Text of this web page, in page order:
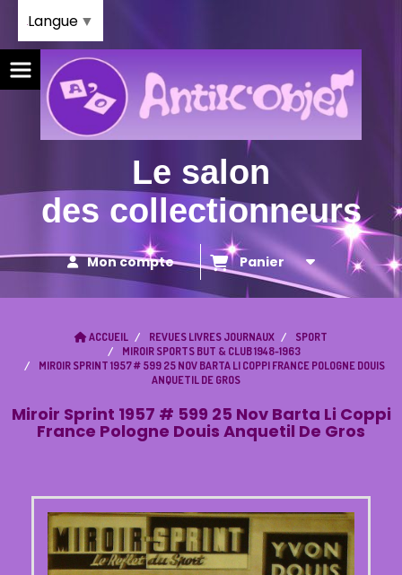
Le salon
des collectionneurs
Mon compte Panier
ACCUEIL REVUES LIVRES JOURNAUX
SPORT
MIROIR SPORTS BUT & CLUB 1948-1963
MIROIR SPRINT 1957 # 599 25 NOV BARTA LI COPPI FRANCE POLOGNE DOUIS
ANQUETIL DE GROS
Miroir Sprint 1957 # 599 25 Nov Barta Li Coppi
France Pologne Douis Anquetil De Gros
Langue ▼